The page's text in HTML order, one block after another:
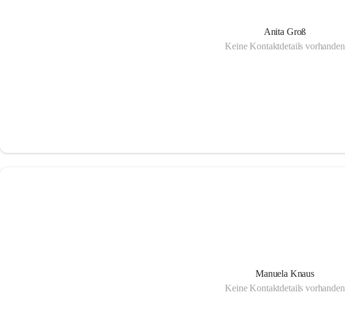
Anita Groß
Keine Kontaktdetails vorhanden
Manuela Knaus
Keine Kontaktdetails vorhanden